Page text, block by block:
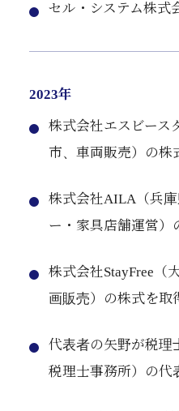
セル・システム株式
2023年
株式会社エスビース
市、車両販売）の株
株式会社AILA（兵
ー・家具店舗運営）
株式会社StayFree（
画販売）の株式を取
代表者の矢野が税理
税理士事務所）の代